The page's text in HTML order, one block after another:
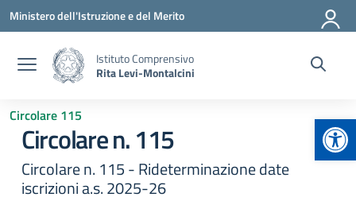
Vai ai contenuti
Vai al menu di navigazione
Vai al footer
Ministero dell'Istruzione e del Merito
Istituto Comprensivo
Rita Levi-Montalcini
Circolare 115
Circolare n. 115
Circolare n. 115 - Rideterminazione date
iscrizioni a.s. 2025-26